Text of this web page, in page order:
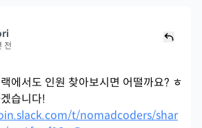
전
에서도 인원 찾아보시면 어떨까요? ㅎ
습니다!
t/nomadcoders/shar